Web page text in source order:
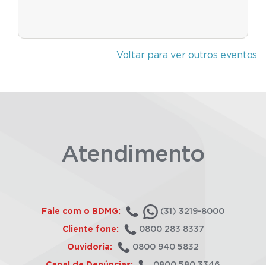
Voltar para ver outros eventos
Atendimento
Fale com o BDMG: (31) 3219-8000
Cliente fone: 0800 283 8337
Ouvidoria: 0800 940 5832